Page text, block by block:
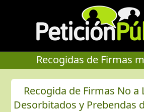
Recogidas de Firmas
Recogida de Firmas No a
Desorbitados y Prebendas